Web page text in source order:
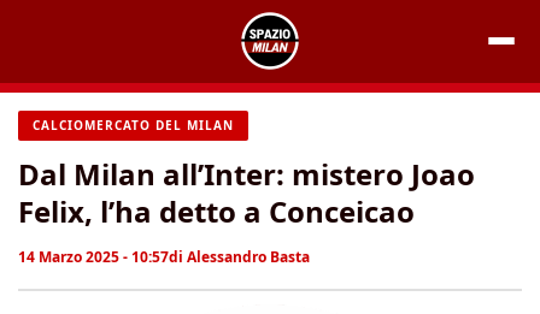
contenuto
CALCIOMERCATO DEL MILAN
Dal Milan all’Inter: mistero Joao
Felix, l’ha detto a Conceicao
14 Marzo 2025 - 10:57di Alessandro Basta